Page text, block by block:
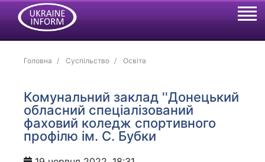
Головна Суспільство Освіта
Комунальний заклад ''Донецький
обласний спеціалізований
фаховий коледж спортивного
профілю ім. С. Бубки